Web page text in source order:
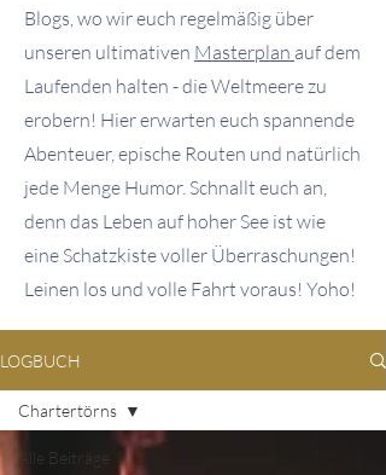
Blogs, wo wir euch regelmäßig über
unseren ultimativen Masterplan auf dem
Laufenden halten - die Weltmeere zu
erobern! Hier erwarten euch spannende
Abenteuer, epische Routen und natürlich
jede Menge Humor. Schnallt euch an,
denn das Leben auf hoher See ist wie
eine Schatzkiste voller Überraschungen!
Leinen los und volle Fahrt voraus! Yoho!
LOGBUCH
Alle Beiträge
Chartertörns